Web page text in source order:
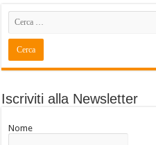
Iscriviti alla Newsletter
Nome